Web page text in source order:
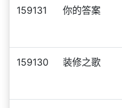
159131 你的答案
159130 装修之歌